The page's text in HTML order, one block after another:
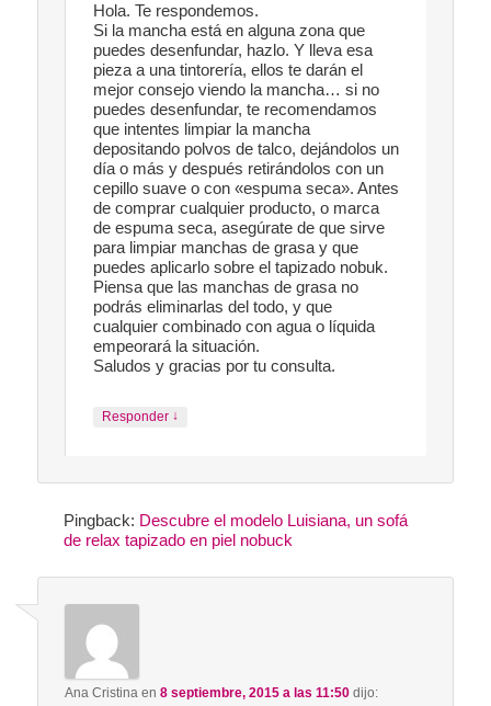
Hola. Te respondemos.
Si la mancha está en alguna zona que
puedes desenfundar, hazlo. Y lleva esa
pieza a una tintorería, ellos te darán el
mejor consejo viendo la mancha… si no
puedes desenfundar, te recomendamos
que intentes limpiar la mancha
depositando polvos de talco, dejándolos un
día o más y después retirándolos con un
cepillo suave o con «espuma seca». Antes
de comprar cualquier producto, o marca
de espuma seca, asegúrate de que sirve
para limpiar manchas de grasa y que
puedes aplicarlo sobre el tapizado nobuk.
Piensa que las manchas de grasa no
podrás eliminarlas del todo, y que
cualquier combinado con agua o líquida
empeorará la situación.
Saludos y gracias por tu consulta.
Responder ↓
Pingback: Descubre el modelo Luisiana, un sofá
de relax tapizado en piel nobuck
Ana Cristina en8 septiembre, 2015 a las 11:50 dijo: